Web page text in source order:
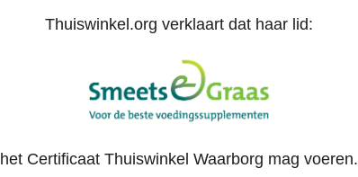
Thuiswinkel.org verklaart dat haar lid:
het Certificaat Thuiswinkel Waarborg mag voeren.